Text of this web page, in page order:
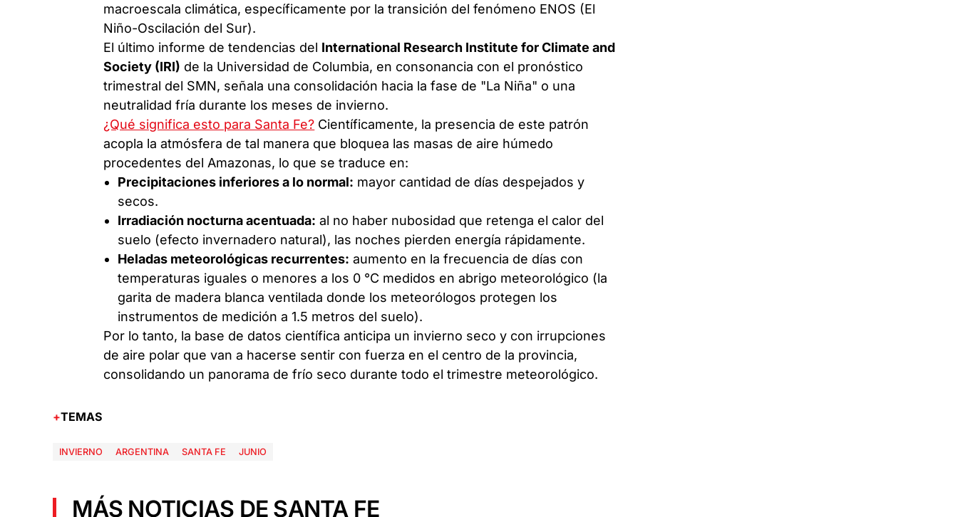
macroescala climática, específicamente por la transición del fenómeno ENOS (El
Niño-Oscilación del Sur).
El último informe de tendencias del International Research Institute for Climate and
Society (IRI) de la Universidad de Columbia, en consonancia con el pronóstico
trimestral del SMN, señala una consolidación hacia la fase de "La Niña" o una
neutralidad fría durante los meses de invierno.
¿Qué significa esto para Santa Fe? Científicamente, la presencia de este patrón
acopla la atmósfera de tal manera que bloquea las masas de aire húmedo
procedentes del Amazonas, lo que se traduce en:
Precipitaciones inferiores a lo normal: mayor cantidad de días despejados y
secos.
Irradiación nocturna acentuada: al no haber nubosidad que retenga el calor del
suelo (efecto invernadero natural), las noches pierden energía rápidamente.
Heladas meteorológicas recurrentes: aumento en la frecuencia de días con
temperaturas iguales o menores a los 0 °C medidos en abrigo meteorológico (la
garita de madera blanca ventilada donde los meteorólogos protegen los
instrumentos de medición a 1.5 metros del suelo).
Por lo tanto, la base de datos científica anticipa un invierno seco y con irrupciones
de aire polar que van a hacerse sentir con fuerza en el centro de la provincia,
consolidando un panorama de frío seco durante todo el trimestre meteorológico.
TEMAS
INVIERNO ARGENTINA SANTA FE JUNIO
MÁS NOTICIAS DE SANTA FE